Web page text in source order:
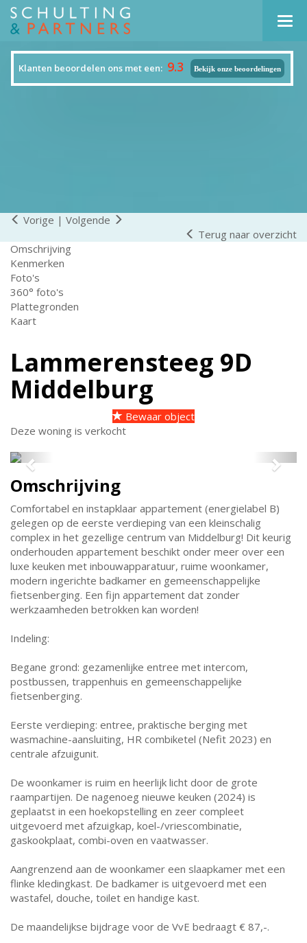
Klanten beoordelen ons met een: 9.3 Bekijk onze beoordelingen
Vorige | Volgende
Terug naar overzicht
Omschrijving
Kenmerken
Foto's
360° foto's
Plattegronden
Kaart
Lammerensteeg 9D
Middelburg
Bewaar object
Deze woning is verkocht
Previous Next
Omschrijving
Comfortabel en instapklaar appartement (energielabel B)
gelegen op de eerste verdieping van een kleinschalig
complex in het gezellige centrum van Middelburg! Dit keurig
onderhouden appartement beschikt onder meer over een
luxe keuken met inbouwapparatuur, ruime woonkamer,
modern ingerichte badkamer en gemeenschappelijke
fietsenberging. Een fijn appartement dat zonder
werkzaamheden betrokken kan worden!
Indeling:
Begane grond: gezamenlijke entree met intercom,
postbussen, trappenhuis en gemeenschappelijke
fietsenberging.
Eerste verdieping: entree, praktische berging met
wasmachine-aansluiting, HR combiketel (Nefit 2023) en
centrale afzuigunit.
De woonkamer is ruim en heerlijk licht door de grote
raampartijen. De nagenoeg nieuwe keuken (2024) is
geplaatst in een hoekopstelling en zeer compleet
uitgevoerd met afzuigkap, koel-/vriescombinatie,
gaskookplaat, combi-oven en vaatwasser.
Aangrenzend aan de woonkamer een slaapkamer met een
flinke kledingkast. De badkamer is uitgevoerd met een
wastafel, douche, toilet en handige kast.
De maandelijkse bijdrage voor de VvE bedraagt € 87,-.